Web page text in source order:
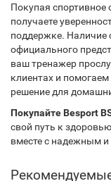
Покупая спортивное
получаете
поддержке. Наличие
официального
ваш тренажер
клиентах и
решение для
Покупайте Besport
свой путь к
вместе с надежным